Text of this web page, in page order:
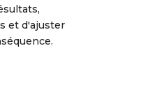
et d'ajuster